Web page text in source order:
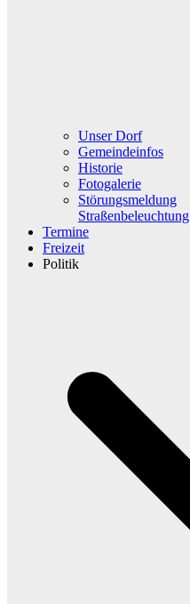
Unser Dorf
Gemeindeinfos
Historie
Fotogalerie
Störungsmeldung
Straßenbeleuchtung
Termine
Freizeit
Politik